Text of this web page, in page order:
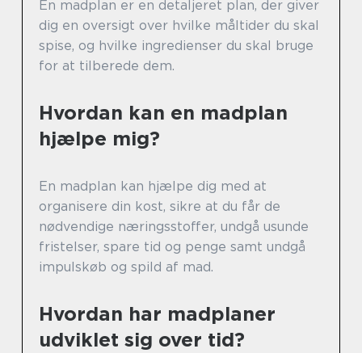
En madplan er en detaljeret plan, der giver
dig en oversigt over hvilke måltider du skal
spise, og hvilke ingredienser du skal bruge
for at tilberede dem.
Hvordan kan en madplan
hjælpe mig?
En madplan kan hjælpe dig med at
organisere din kost, sikre at du får de
nødvendige næringsstoffer, undgå usunde
fristelser, spare tid og penge samt undgå
impulskøb og spild af mad.
Hvordan har madplaner
udviklet sig over tid?